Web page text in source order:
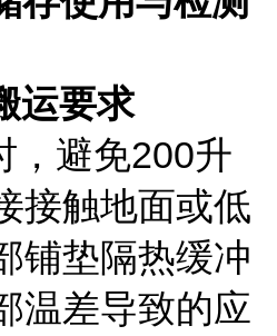
运要求
，避免200升
接触地面或低
铺垫隔热缓冲
温差导致的应